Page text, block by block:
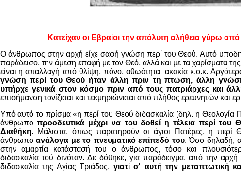
Κατείχαν οι Εβραίοι την απόλυτη αλήθεια γύρω
Ο άνθρωπος στην αρχή είχε σαφή γνώση περί του Θεού. Αυτό
παράδεισο, την άμεση επαφή με τον Θεό, αλλά και με τα χαρίσματα
είναι η απαλλαγή από θλίψη, πόνο, αθωότητα, ακακία κ.ο.κ.
γνώση περί του Θεού ήταν άλλη πριν τη πτώση, άλλη
υπήρχε γενικά στον κόσμο πριν από τους πατριάρχες και
επισήμανση τονίζεται και τεκμηριώνεται από πλήθος ερευνητών και
Υπό αυτό το πρίσμα «η περί του Θεού διδασκαλία (δηλ. η Θεολογία
άνθρωποπροοδευτικά μέχρι να του δοθεί η τέλεια περί του
Διαθήκη. Μάλιστα, όπως παρατηρούν οι άγιοι Πατέρες, η περί
άνθρωπο ανάλογα με το πνευματικό επίπεδό του. Όσο δηλαδή,
στην αμαρτία κατάστασή του ο άνθρωπος, τόσο και
διδασκαλία τού δινόταν. Δε δόθηκε, για παράδειγμα, από την
διδασκαλία της Αγίας Τριάδος, γιατί σ' αυτή την μεταπτωτική